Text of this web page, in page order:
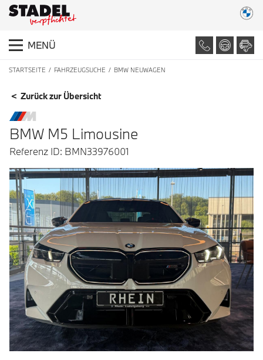
MENÜ
STARTSEITE FAHRZEUGSUCHE BMW NEUWAGEN
FAHRZEUGDETAILS
< Zurück zur Übersicht
BMW M5 Limousine
Referenz ID: BMN33976001